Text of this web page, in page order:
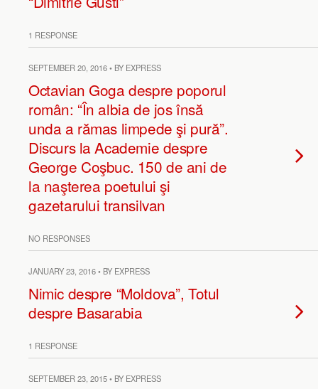
1 RESPONSE
SEPTEMBER 20, 2016 • BY EXPRESS
Octavian Goga despre poporul
român: “În albia de jos însă
unda a rămas limpede şi pură”.
Discurs la Academie despre
George Coşbuc. 150 de ani de
la naşterea poetului şi
gazetarului transilvan
NO RESPONSES
JANUARY 23, 2016 • BY EXPRESS
Nimic despre “Moldova”, Totul
despre Basarabia
1 RESPONSE
SEPTEMBER 23, 2015 • BY EXPRESS